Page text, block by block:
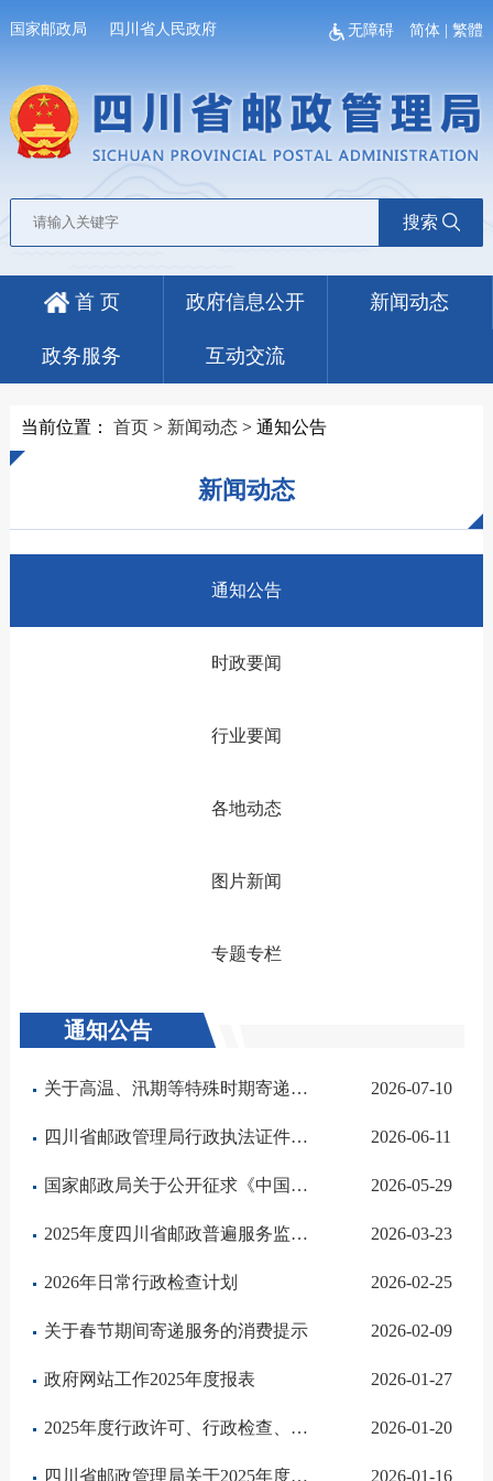
国家邮政局 四川省人民政府 无障碍 简体 |繁體
搜索
首 页 政府信息公开 新闻动态
政务服务 互动交流
当前位置： 首页> 新闻动态> 通知公告
新闻动态
通知公告
时政要闻
行业要闻
各地动态
图片新闻
专题专栏
通知公告
关于高温、汛期等特殊时期寄递服务的消费提示 2026-07-10
四川省邮政管理局行政执法证件遗失作废公告 2026-06-11
国家邮政局关于公开征求《中国人民解放军军旗、军徽、军歌》纪念邮票图案意见的通知 2026-05-29
2025年度四川省邮政普遍服务监督管理报告 2026-03-23
2026年日常行政检查计划 2026-02-25
关于春节期间寄递服务的消费提示 2026-02-09
政府网站工作2025年度报表 2026-01-27
2025年度行政许可、行政检查、行政处罚、行政强制实施情况 2026-01-20
四川省邮政管理局关于2025年度法治政府建设推进情况的报告 2026-01-16